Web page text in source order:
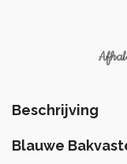
Beschrijving
Blauwe